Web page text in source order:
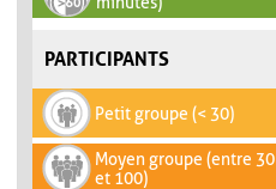
PARTICIPANTS
Petit groupe (< 30)
Moyen groupe (entre 30
et 100)